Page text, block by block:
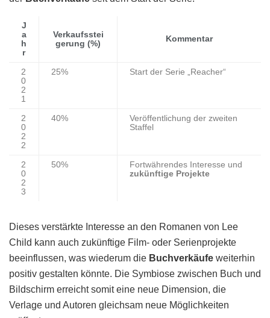
J
a
h
r
Verkaufsstei
gerung (%)
Kommentar
2
0
2
1
25% Start der Serie „Reacher“
2
0
2
2
40%
Veröffentlichung der zweiten
Staffel
2
0
2
3
50%
Fortwährendes Interesse und
zukünftige Projekte
Dieses verstärkte Interesse an den Romanen von Lee
Child kann auch zukünftige Film- oder Serienprojekte
beeinflussen, was wiederum die Buchverkäufe weiterhin
positiv gestalten könnte. Die Symbiose zwischen Buch und
Bildschirm erreicht somit eine neue Dimension, die
Verlage und Autoren gleichsam neue Möglichkeiten